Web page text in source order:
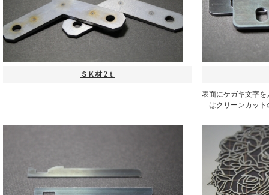
ＳＫ材 2ｔ
表面にケガキ文字
はクリーンカッ